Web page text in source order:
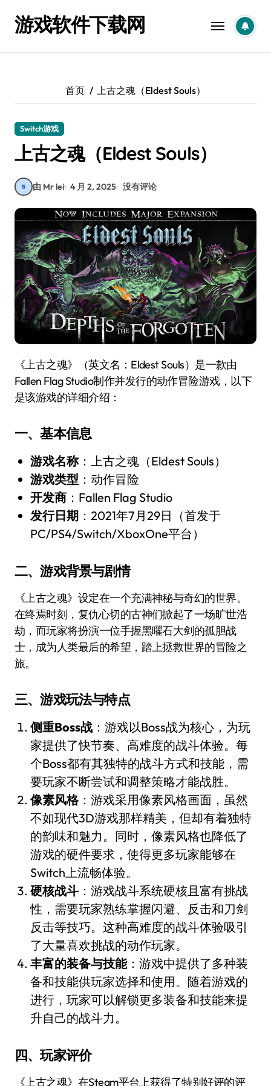
游戏软件下载网
首页 上古之魂（Eldest Souls）
Switch游戏
上古之魂（Eldest Souls）
由 Mr lei 4 月 2, 2025 没有评论
《上古之魂》（英文名：Eldest Souls）是一款由
Fallen Flag Studio制作并发行的动作冒险游戏，以下
是该游戏的详细介绍：
一、基本信息
游戏名称：上古之魂（Eldest Souls）
游戏类型 ：动作冒险
开发商：Fallen Flag Studio
发行日期：2021年7月29日（首发于
PC/PS4/Switch/XboxOne平台）
二、游戏背景与剧情
《上古之魂》设定在一个充满神秘与奇幻的世界。
在终焉时刻，复仇心切的古神们掀起了一场旷世浩
劫，而玩家将扮演一位手握黑曜石大剑的孤胆战
士，成为人类最后的希望，踏上拯救世界的冒险之
旅。
三、游戏玩法与特点
侧重Boss战：游戏以Boss战为核心，为玩
家提供了快节奏、高难度的战斗体验。每
个Boss都有其独特的战斗方式和技能，需
要玩家不断尝试和调整策略才能战胜。
像素风格：游戏采用像素风格画面，虽然
不如现代3D游戏那样精美，但却有着独特
的韵味和魅力。同时，像素风格也降低了
游戏的硬件要求，使得更多玩家能够在
Switch上流畅体验。
硬核战斗：游戏战斗系统硬核且富有挑战
性，需要玩家熟练掌握闪避、反击和刀剑
反击等技巧。这种高难度的战斗体验吸引
了大量喜欢挑战的动作玩家。
丰富的装备与技能：游戏中提供了多种装
备和技能供玩家选择和使用。随着游戏的
进行，玩家可以解锁更多装备和技能来提
升自己的战斗力。
四、玩家评价
《上古之魂》在Steam平台上获得了特别好评的评